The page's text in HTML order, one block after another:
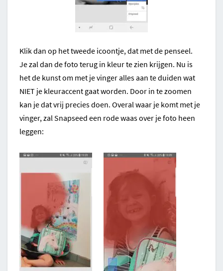
Klik dan op het tweede icoontje, dat met de penseel.
Je zal dan de foto terug in kleur te zien krijgen. Nu is
het de kunst om met je vinger alles aan te duiden wat
NIET je kleuraccent gaat worden. Door in te zoomen
kan je dat vrij precies doen. Overal waar je komt met je
vinger, zal Snapseed een rode waas over je foto heen
leggen: